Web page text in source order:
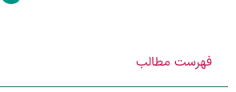
فهرست مطالب